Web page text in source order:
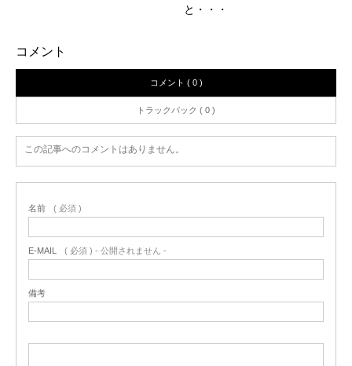
と・・・
コメント
コメント ( 0 )
トラックバック ( 0 )
この記事へのコメントはありません。
名前 ( 必須 )
E-MAIL ( 必須 ) - 公開されません -
備考